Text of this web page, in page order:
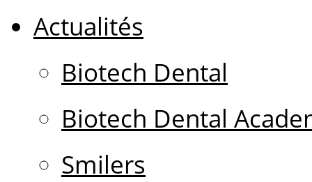
Actualités
Biotech Dental
Biotech Dental
Smilers